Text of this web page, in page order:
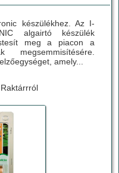
készülékhez. Az I-
algairtó készülék
meg a piacon a
amely...